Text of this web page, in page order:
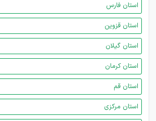
استان فارس
استان قزوین
استان گیلان
استان کرمان
استان قم
استان مرکزی